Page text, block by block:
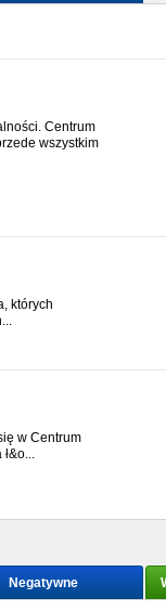
Centrum
wszystkim
których
w Centrum
Negatywne